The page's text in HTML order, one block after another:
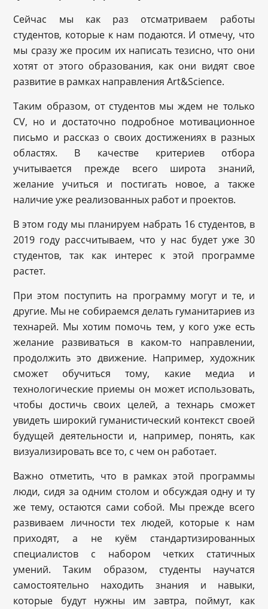
Сейчас мы как раз отсматриваем работы
студентов, которые к нам подаются. И отмечу, что
мы сразу же просим их написать тезисно, что они
хотят от этого образования, как они видят свое
развитие в рамках направления Art&Science.
Таким образом, от студентов мы ждем не только
CV, но и достаточно подробное мотивационное
письмо и рассказ о своих достижениях в разных
областях. В качестве критериев отбора
учитывается прежде всего широта знаний,
желание учиться и постигать новое, а также
наличие уже реализованных работ и проектов.
В этом году мы планируем набрать 16 студентов, в
2019 году рассчитываем, что у нас будет уже 30
студентов, так как интерес к этой программе
растет.
При этом поступить на программу могут и те, и
другие. Мы не собираемся делать гуманитариев из
технарей. Мы хотим помочь тем, у кого уже есть
желание развиваться в каком-то направлении,
продолжить это движение. Например, художник
сможет обучиться тому, какие медиа и
технологические приемы он может использовать,
чтобы достичь своих целей, а технарь сможет
увидеть широкий гуманистический контекст своей
будущей деятельности и, например, понять, как
визуализировать все то, с чем он работает.
Важно отметить, что в рамках этой программы
люди, сидя за одним столом и обсуждая одну и ту
же тему, остаются сами собой. Мы прежде всего
развиваем личности тех людей, которые к нам
приходят, а не куём стандартизированных
специалистов с набором четких статичных
умений. Таким образом, студенты научатся
самостоятельно находить знания и навыки,
которые будут нужны им завтра, поймут, как